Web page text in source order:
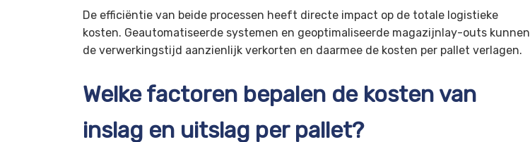
De efficiëntie van beide processen heeft directe impact op de totale logistieke
kosten. Geautomatiseerde systemen en geoptimaliseerde magazijnlay-outs kunnen
de verwerkingstijd aanzienlijk verkorten en daarmee de kosten per pallet verlagen.
Welke factoren bepalen de kosten van
inslag en uitslag per pallet?